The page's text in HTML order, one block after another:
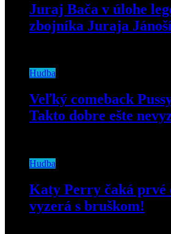
Juraj Bača v úlohe
zbojníka Juraja
Hudba
Veľký comeback
Takto dobre ešte
Hudba
Katy Perry čaká prvé
vyzerá s bruškom!